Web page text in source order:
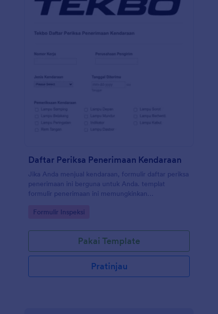
yang Anda gunakan.
Daftar Periksa Penerimaan Kendaraan
Jika Anda menjual kendaraan, formulir daftar periksa
penerimaan ini berguna untuk Anda. templat
formulir penerimaan ini memungkinkan
perusahaan pengiriman, jenis kendaraan, tanggal
mencakup lampu samping, lampu kabut, lampu
utama, dll. Anda dapat mengubah tempat Daftar
Periksa Penerimaan Kendaraan agar sesuai dengan
kebutuhan Anda, cukup gunakan Pembuat Formulir
seret dan lepas Jotform untuk mengunggah logo
Go to Category:
Formulir Inspeksi
Pakai Template
Pratinjau